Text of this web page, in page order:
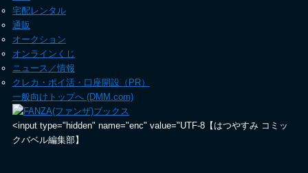
宅配レンタル
通販
オークション
オンラインくじ
ニュース／情報
クレカ・ポイ活・口座開設（PR）
一般向けトップへ (DMM.com)
<input type="hidden" name="enc" value="UTF-8【はつやすみ コミッ
クバベル編集部】